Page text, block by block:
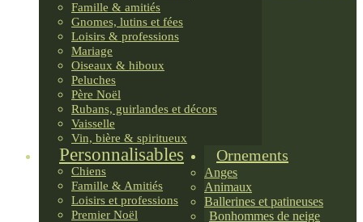
Famille & amitiés
Gnomes, lutins et fées
Loisirs & professions
Mariage
Oiseaux & hiboux
Peluches
Père Noël
Rubans, guirlandes et décors
Vaisselle
Vin, bière & spiritueux
Personnalisables
Chiens
Famille & Amitiés
Loisirs et professions
Premier Noël
Ornements
Anges
Animaux
Ballerines et patineuses
Bonhommes de neige